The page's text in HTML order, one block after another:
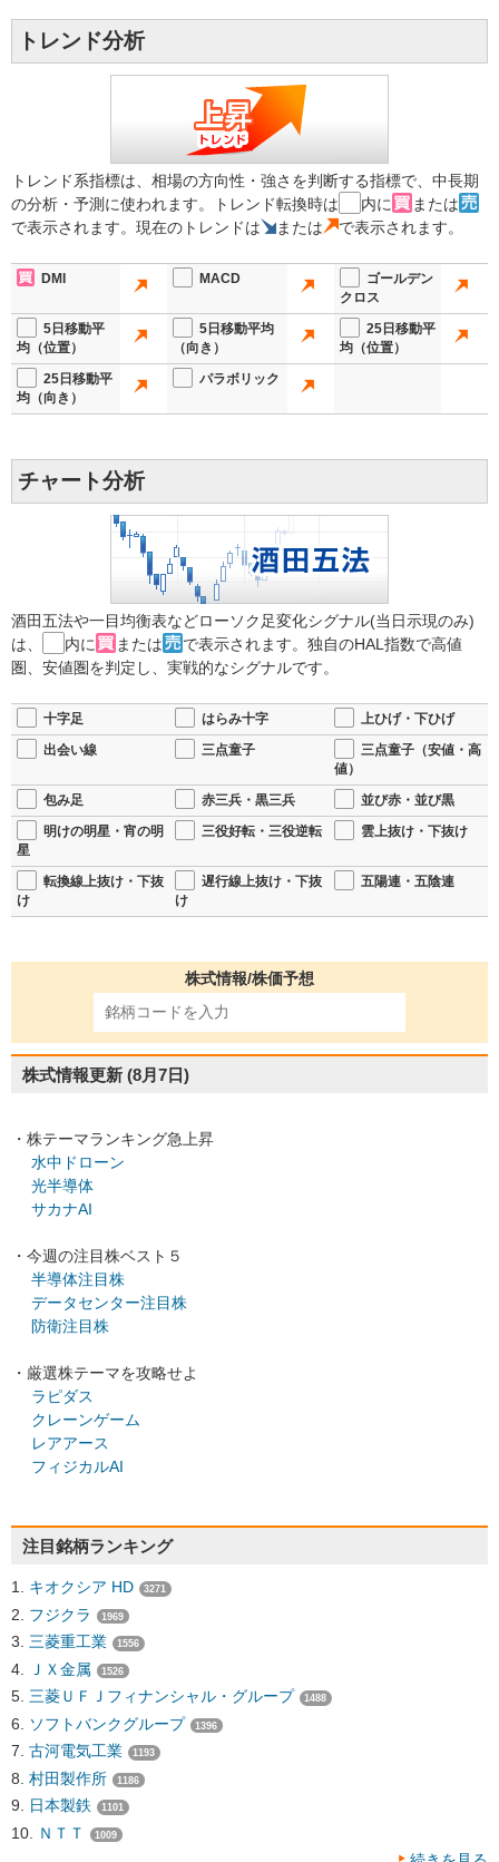
トレンド分析
トレンド系指標は、相場の方向性・強さを判断する指標で、中長期
の分析・予測に使われます。トレンド転換時は
内に
または
で表示されます。現在のトレンドは
または で表示されます。
DMI MACD
ゴールデン
クロス
5日移動平
均（位置）
5日移動平均
（向き）
25日移動平
均（位置）
25日移動平
均（向き）
パラボリック
チャート分析
酒田五法や一目均衡表などローソク足変化シグナル(当日示現のみ)
は、
内に または
で表示されます。独自のHAL指数で高値
圏、安値圏を判定し、実戦的なシグナルです。
十字足 はらみ十字
上ひげ・下ひげ
出会い線
三点童子
三点童子（安値・高
値）
包み足
赤三兵・黒三兵
並び赤・並び黒
明けの明星・宵の明
星
三役好転・三役逆転 雲上抜け・下抜け
転換線上抜け・下抜
け
遅行線上抜け・下抜
け
五陽連・五陰連
株式情報/株価予想
株式情報更新 (8月7日)
・株テーマランキング急上昇
水中ドローン
光半導体
サカナAI
・今週の注目株ベスト５
半導体注目株
データセンター注目株
防衛注目株
・厳選株テーマを攻略せよ
ラピダス
クレーンゲーム
レアアース
フィジカルAI
注目銘柄ランキング
キオクシア HD 3271
フジクラ 1969
三菱重工業 1556
ＪＸ金属 1526
三菱ＵＦＪフィナンシャル・グループ 1488
ソフトバンクグループ 1396
古河電気工業 1193
村田製作所 1186
日本製鉄 1101
ＮＴＴ 1009